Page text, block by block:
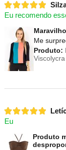
Eu recomendo
Me
Produto:
Viscolycra
Eu
Produto